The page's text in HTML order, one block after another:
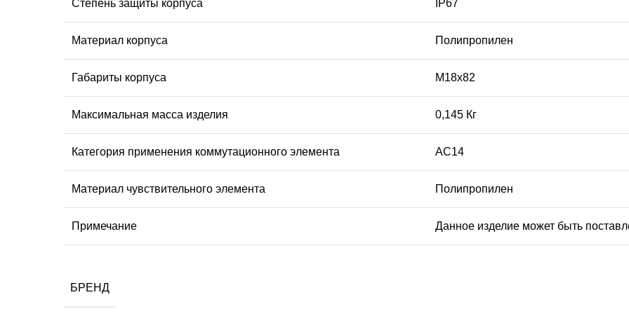
Степень защиты корпуса IP67
Материал корпуса Полипропилен
Габариты корпуса М18х82
Максимальная масса изделия 0,145 Кг
Категория применения коммутационного элемента АC14
Материал чувствительного элемента Полипропилен
Примечание Данное изделие может быть
БРЕНД